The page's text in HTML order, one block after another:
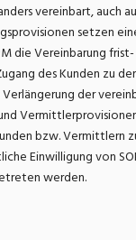
vereinbart,
setzen
die Vereinbarung
des Kunden zu
der
bzw. Vermittlern
Einwilligung von
werden.